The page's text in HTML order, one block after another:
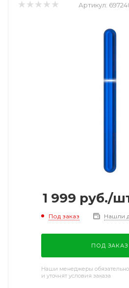
Артикул:
1 999 руб./
Под заказ Нашли
ПОД ЗАКАЗ
Наши менеджеры
и уточнят условия заказа